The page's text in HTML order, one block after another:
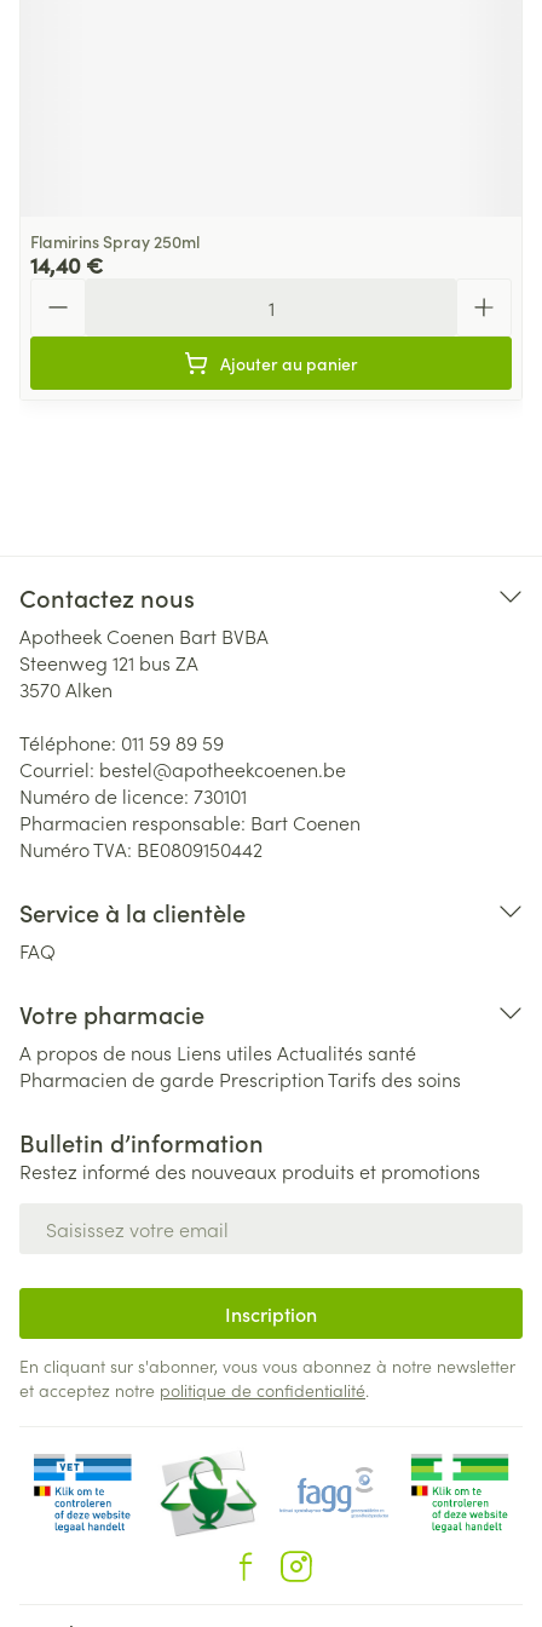
Flamirins Spray 250ml
14,40 €
Ajouter au panier
Contactez nous
Apotheek Coenen Bart BVBA
Steenweg 121 bus ZA
3570Alken
Téléphone: 011 59 89 59
Courriel: bestel@apotheekcoenen.be
Numéro de licence: 730101
Pharmacien responsable: Bart Coenen
Numéro TVA: BE0809150442
Service à la clientèle
FAQ
Votre pharmacie
A propos de nous Liens utiles Actualités santé
Pharmacien de garde PrescriptionTarifs des soins
Bulletin d’information
Restez informé des nouveaux produits et promotions
Inscription
En cliquant sur s'abonner, vous vous abonnez à notre newsletter
et acceptez notre politique de confidentialité.